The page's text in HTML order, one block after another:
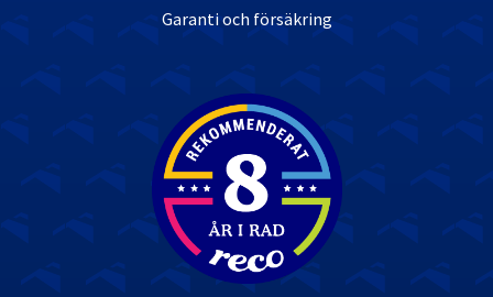
Garanti och försäkring
Nöjda kunder